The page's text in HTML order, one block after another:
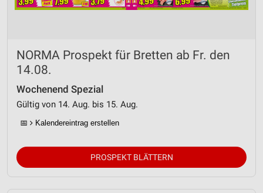
NORMA Prospekt für Bretten ab Fr. den
14.08.
Wochenend Spezial
Gültig von 14. Aug. bis 15. Aug.
📅 Kalendereintrag erstellen
PROSPEKT BLÄTTERN